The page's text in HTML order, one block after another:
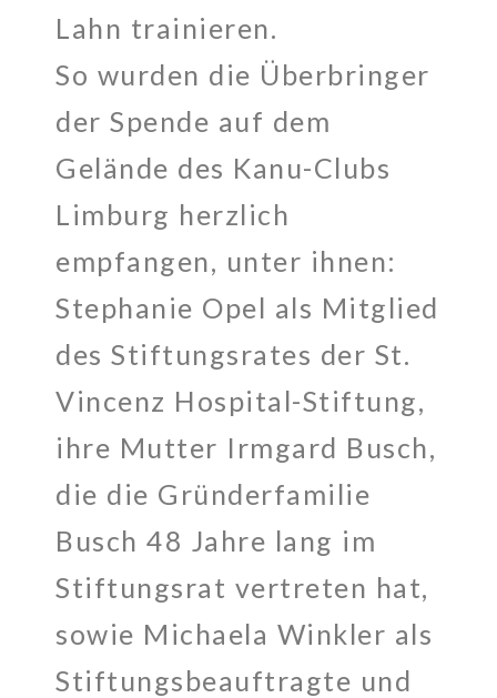
Lahn trainieren.
So wurden die Überbringer
der Spende auf dem
Gelände des Kanu-Clubs
Limburg herzlich
empfangen, unter ihnen:
Stephanie Opel als Mitglied
des Stiftungsrates der St.
Vincenz Hospital-Stiftung,
ihre Mutter Irmgard Busch,
die die Gründerfamilie
Busch 48 Jahre lang im
Stiftungsrat vertreten hat,
sowie Michaela Winkler als
Stiftungsbeauftragte und